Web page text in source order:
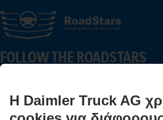
FOLLOW THE ROADSTARS